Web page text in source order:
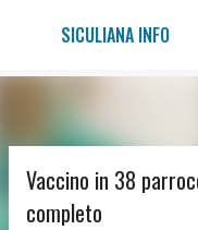
Passa
SICULIANA INFO
Vaccino in 38
completo